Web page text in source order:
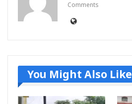
Comments
You Might Also Like